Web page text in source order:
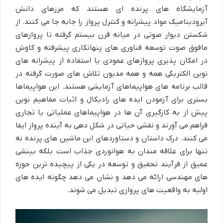
آزمایشگاه های پرنده ای هستند که مرزهای دانش
آیرودینامیک مواد پیشرانه و کنترل پرواز را جابه جا می کنند. از
شکستن دیوار صوتی در میانه قرن بیستم گرفته تا پروازهای
مافوق صوت توسعه فناوری های پنهانکاری پیشرفته و کاوش
در امکان پذیری پروازهای عمودی یا استفاده از پیشرانه های
نوین الکتریکی همه و همه مدیون تلاش های صورت گرفته در
قالب برنامه های هواپیماهای آزمایشی هستند. این هواپیماها
بستری برای آزمودن ایده های رادیکال و اثبات مفاهیم نوین
پیش از به کارگیری آن ها در هواپیماهای عملیاتی یا تجاری
فراهم می آورند و نقشی حیاتی در شکل دهی به آینده پرواز ایفا
می کنند. درک داستان و دستاوردهای این ماشین های پرنده نه
تنها برای علاقه مندان به هوانوردی جذاب است بلکه بینشی
عمیق از فرآیند تحقیق و توسعه در یکی از پیچیده ترین حوزه
های مهندسی ارائه می دهد و نشان می دهد چگونه ایده های
اولیه به واقعیت های پروازی تبدیل می شوند.